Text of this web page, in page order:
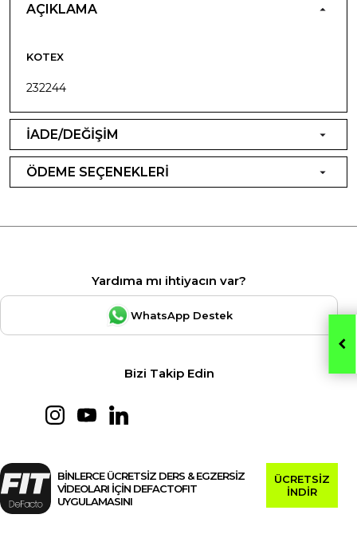
AÇIKLAMA
KOTEX
232244
İADE/DEĞİŞİM
ÖDEME SEÇENEKLERİ
Yardıma mı ihtiyacın var?
WhatsApp Destek
Bizi Takip Edin
BİNLERCE ÜCRETSİZ DERS & EGZERSİZ
VİDEOLARI İÇİN DEFACTOFIT
UYGULAMASINI
ÜCRETSİZ
İNDİR